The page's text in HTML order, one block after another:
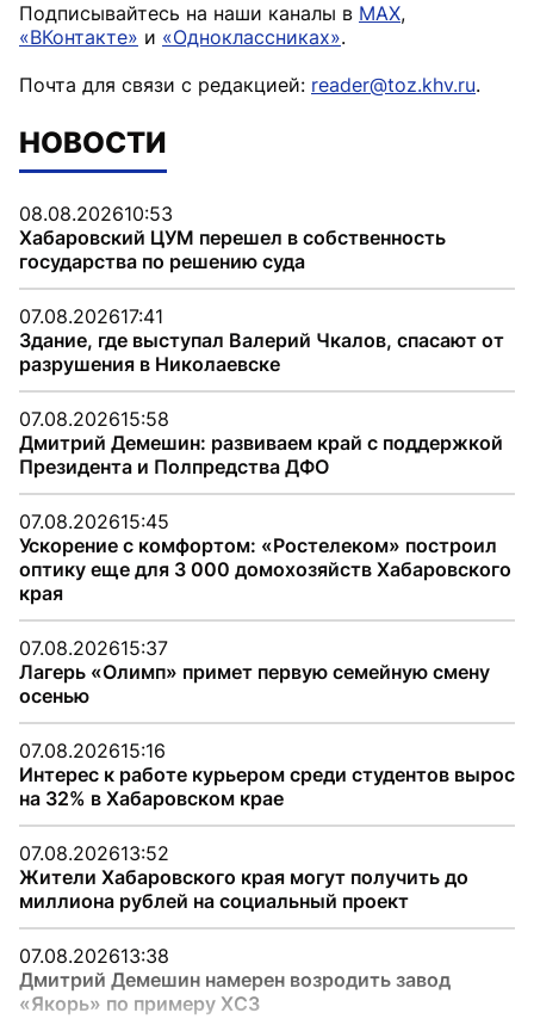
Подписывайтесь на наши каналы в MAX,
«ВКонтакте» и «Одноклассниках».
Почта для связи с редакцией: reader@toz.khv.ru.
НОВОСТИ
08.08.202610:53
Хабаровский ЦУМ перешел в собственность
государства по решению суда
07.08.202617:41
Здание, где выступал Валерий Чкалов, спасают от
разрушения в Николаевске
07.08.202615:58
Дмитрий Демешин: развиваем край с поддержкой
Президента и Полпредства ДФО
07.08.202615:45
Ускорение с комфортом: «Ростелеком» построил
оптику еще для 3 000 домохозяйств Хабаровского
края
07.08.202615:37
Лагерь «Олимп» примет первую семейную смену
осенью
07.08.202615:16
Интерес к работе курьером среди студентов вырос
на 32% в Хабаровском крае
07.08.202613:52
Жители Хабаровского края могут получить до
миллиона рублей на социальный проект
07.08.202613:38
Дмитрий Демешин намерен возродить завод
«Якорь» по примеру ХСЗ